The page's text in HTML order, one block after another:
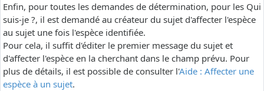
Enfin, pour toutes les demandes de détermination, pour les Qui
suis-je ?, il est demandé au créateur du sujet d'affecter l'espèce
au sujet une fois l'espèce identifiée.
Pour cela, il suffit d'éditer le premier message du sujet et
d'affecter l'espèce en la cherchant dans le champ prévu. Pour
plus de détails, il est possible de consulter l'Aide : Affecter une
espèce à un sujet.